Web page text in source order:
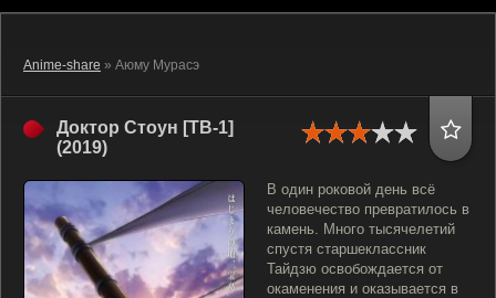
Anime-share » Аюму Мурасэ
Доктор Стоун [ТВ-1]
(2019)
В один роковой день всё
человечество превратилось в
камень. Много тысячелетий
спустя старшеклассник
Тайдзю освобождается от
окаменения и оказывается в